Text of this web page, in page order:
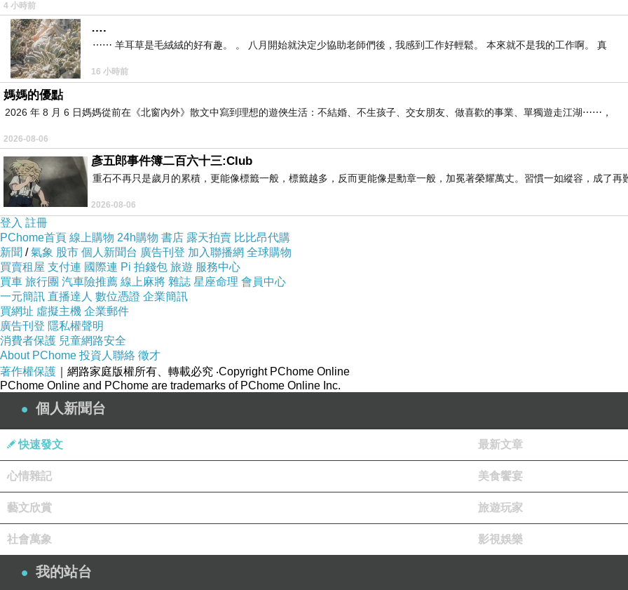
4 小時前
….
⋯⋯ 羊耳草是毛絨絨的好有趣。 。 八月開始就決定少協助老師們後，我感到工作好輕鬆。 本來就不是我的工作啊。 真
16 小時前
媽媽的優點
2026 年 8 月 6 日媽媽從前在《北窗內外》散文中寫到理想的遊俠生活：不結婚、不生孩子、交女朋友、做喜歡的事業、單獨遊走江湖⋯⋯，
2026-08-06
彥五郎事件簿二百六十三:Club
重石不再只是歲月的累積，更能像標籤一般，標籤越多，反而更能像是勳章一般，加冕著榮耀萬丈。習慣一如縱容，成了再
2026-08-06
登入 註冊
PChome首頁 線上購物 24h購物 書店 露天拍賣 比比昂代購
新聞 /氣象 股市 個人新聞台 廣告刊登 加入聯播網 全球購物
買賣租屋 支付連 國際連 Pi 拍錢包 旅遊 服務中心
買車 旅行團 汽車險推薦 線上麻將 雜誌 星座命理 會員中心
一元簡訊 直播達人 數位憑證 企業簡訊
買網址 虛擬主機 企業郵件
廣告刊登 隱私權聲明
消費者保護 兒童網路安全
About PChome 投資人聯絡 徵才
著作權保護 ｜網路家庭版權所有、轉載必究 ‧Copyright PChome Online
PChome Online and PChome are trademarks of PChome Online Inc.
個人新聞台
快速發文 最新文章
心情雜記 美食饗宴
藝文欣賞 旅遊玩家
社會萬象 影視娛樂
我的站台